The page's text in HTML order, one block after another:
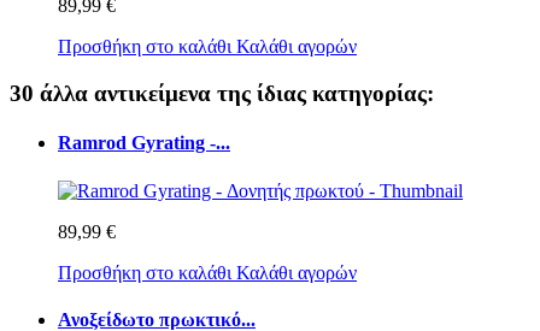
89,99 €
Προσθήκη στο καλάθι Καλάθι αγορών
30 άλλα αντικείμενα της ίδιας κατηγορίας:
Ramrod Gyrating -...
89,99 €
Προσθήκη στο καλάθι Καλάθι αγορών
Ανοξείδωτο πρωκτικό...